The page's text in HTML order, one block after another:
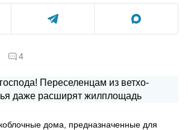
4
дома, предназначенные для